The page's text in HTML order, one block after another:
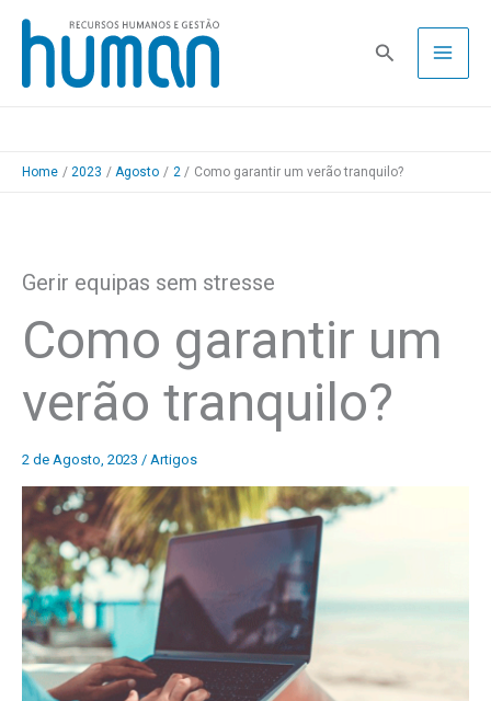
Skip
content
Pesquisa
Home 2023 Agosto 2 Como garantir um verão tranquilo?
Gerir equipas sem stresse
Como garantir um
verão tranquilo?
2 de Agosto, 2023 / Artigos